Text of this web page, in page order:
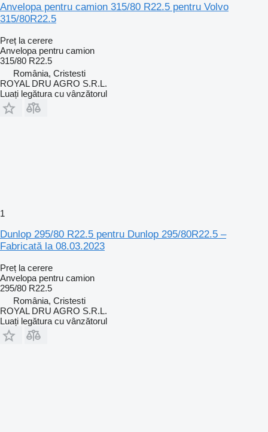
Anvelopa pentru camion 315/80 R22.5 pentru Volvo
315/80R22.5
Preț la cerere
Anvelopa pentru camion
315/80 R22.5
România, Cristesti
ROYAL DRU AGRO S.R.L.
Luați legătura cu vânzătorul
1
Dunlop 295/80 R22.5 pentru Dunlop 295/80R22.5 –
Fabricată la 08.03.2023
Preț la cerere
Anvelopa pentru camion
295/80 R22.5
România, Cristesti
ROYAL DRU AGRO S.R.L.
Luați legătura cu vânzătorul